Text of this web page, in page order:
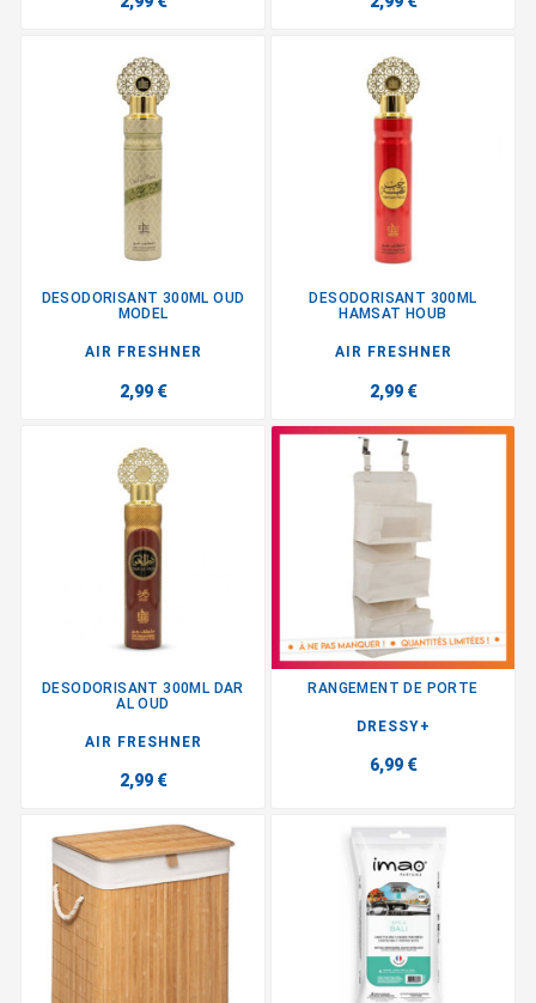
DESODORISANT 300ML OUD
MODEL
AIR FRESHNER
2,99 €
DESODORISANT 300ML
HAMSAT HOUB
AIR FRESHNER
2,99 €
DESODORISANT 300ML DAR
AL OUD
AIR FRESHNER
2,99 €
RANGEMENT DE PORTE
DRESSY+
6,99 €